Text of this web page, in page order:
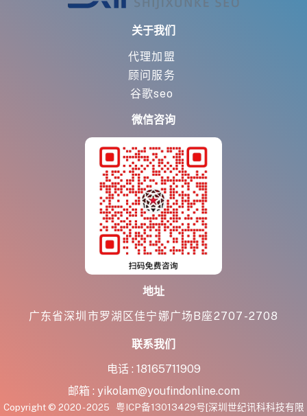
关于我们
代理加盟
顾问服务
谷歌seo
微信咨询
地址
广东省深圳市罗湖区佳宁娜广场B座2707-2708
联系我们
电话 : 18165711909
邮箱 : yikolam@youfindonline.com
Copyright © 2020 - 2025 粤ICP备13013429号[深圳世纪讯科科技有限